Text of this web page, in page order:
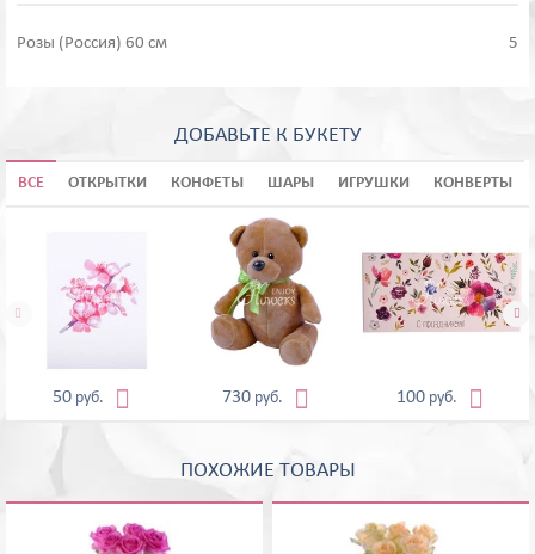
Розы (Россия) 60 см 5
ДОБАВЬТЕ К БУКЕТУ
ВСЕ ОТКРЫТКИ КОНФЕТЫ ШАРЫ ИГРУШКИ КОНВЕРТЫ
50 руб.  730 руб.  100 руб. 
 
ПОХОЖИЕ ТОВАРЫ